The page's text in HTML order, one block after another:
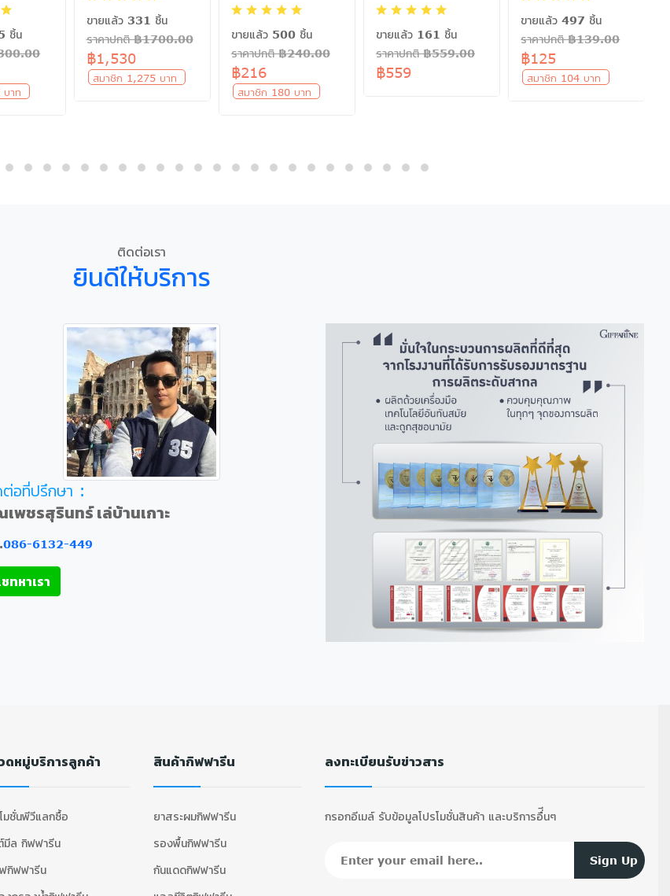
ชิ้น
บาท
ขายแล้ว 331 ชิ้น
ราคาปกติ ฿1700.00
฿1,530
สมาชิก 1,275 บาท
ขายแล้ว 500 ชิ้น
ราคาปกติ ฿240.00
฿216
สมาชิก 180 บาท
ขายแล้ว 161 ชิ้น
ราคาปกติ ฿559.00
฿559
ขายแล้ว 497 ชิ้น
ราคาปกติ ฿139.00
฿125
สมาชิก 104 บาท
ติดต่อเรา
ยินดีให้บริการ
อที่ปรึกษา :
พชรสุรินทร์ เล่บ้านเกาะ
086-6132-449
ทหาเรา
ดหมู่บริการลูกค้า
มชั่นพีวีแลกซื้อ
ล กิฟฟารีน
กิฟฟารีน
สินค้ากิฟฟารีน
ยาสระผมกิฟฟารีน
รองพื้นกิฟฟารีน
กันแดดกิฟฟารีน
ลงทะเบียนรับข่าวสาร
กรอกอีเมล์ รับข้อมูลโปรโมชั่นสินค้า และบริการอื่ีนๆ